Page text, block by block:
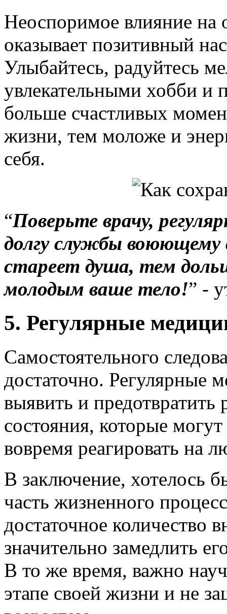
Неоспоримое влияние на
оказывает позитивный
Улыбайтесь, радуйтесь
увлекательными хобби и
больше счастливых
жизни, тем моложе и
себя.
“Поверьте врачу,
долгу службы воюющему
стареет душа, тем
молодым ваше тело!” -
5. Регулярные
Самостоятельного
достаточно. Регулярные
выявить и предотвратить
состояния, которые
вовремя реагировать на
В заключение, хотелось
часть жизненного
достаточное
значительно замедлить
В то же время, важно
этапе своей жизни и не